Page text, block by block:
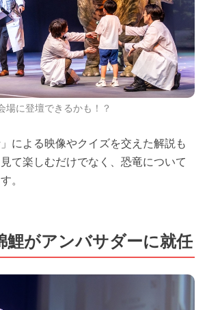
場に登壇できるかも！？
による映像やクイズを交えた解説も
て楽しむだけでなく、恐竜について
。
鯉がアンバサダーに就任